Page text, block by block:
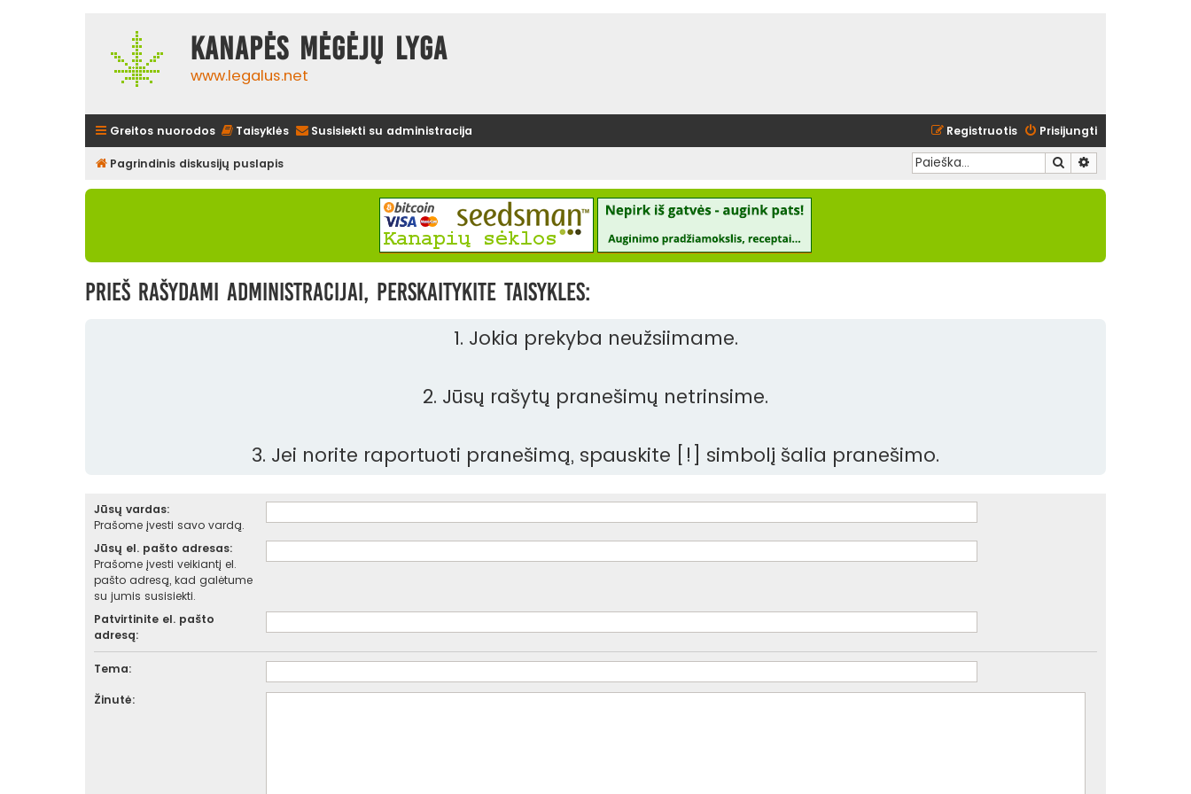
Kanapės mėgėjų lyga
www.legalus.net
Greitos nuorodos Taisyklės Susisiekti su administracija Prisijungti
Registruotis
Pagrindinis diskusijų puslapis Ieškoti
Prieš rašydami administracijai, perskaitykite taisykles:
1. Jokia prekyba neužsiimame.
2. Jūsų rašytų pranešimų netrinsime.
3. Jei norite raportuoti pranešimą, spauskite [!] simbolį šalia pranešimo.
Jūsų vardas:
Prašome įvesti savo vardą.
Jūsų el. pašto adresas:
Prašome įvesti veikiantį el.
pašto adresą, kad galėtume
su jumis susisiekti.
Patvirtinite el. pašto
adresą:
Tema:
Žinutė: